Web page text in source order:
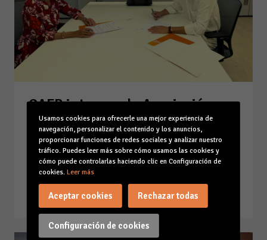
CAEB integra a la Asociación
empresarial de Punta Cana para
seguir construyendo sinergias
con los empresarios de Baleares
en República Dominicana
17-07-26
Leer la noticia
Usamos cookies para ofrecerle una mejor experiencia de
navegación, personalizar el contenido y los anuncios,
proporcionar funciones de redes sociales y analizar nuestro
tráfico. Puedes leer más sobre cómo usamos las cookies y
cómo puede controlarlas haciendo clic en Configuración de
cookies. Leer más
Configuración de cookies
Aceptar cookies Rechazar todas